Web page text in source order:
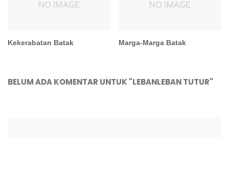
Kekerabatan Batak Marga-Marga Batak
BELUM ADA KOMENTAR UNTUK "LEBANLEBAN TUTUR"